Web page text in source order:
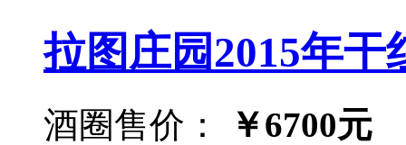
拉图庄园2015年干
酒圈售价： ￥6700元